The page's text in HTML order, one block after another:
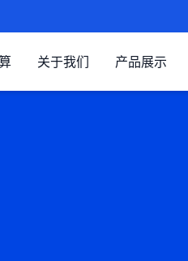
关于我们 产品展示